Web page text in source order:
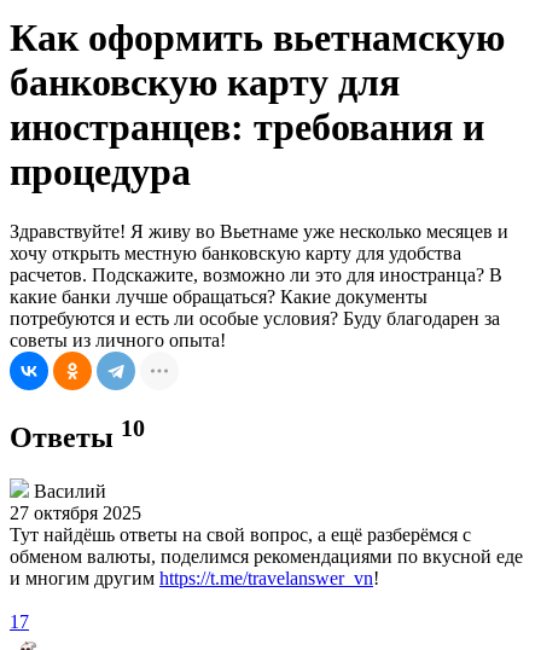
Как оформить вьетнамскую
банковскую карту для
иностранцев: требования и
процедура
Здравствуйте! Я живу во Вьетнаме уже несколько месяцев и
хочу открыть местную банковскую карту для удобства
расчетов. Подскажите, возможно ли это для иностранца? В
какие банки лучше обращаться? Какие документы
потребуются и есть ли особые условия? Буду благодарен за
советы из личного опыта!
Ответы 10
Василий
27 октября 2025
Тут найдёшь ответы на свой вопрос, а ещё разберёмся с
обменом валюты, поделимся рекомендациями по вкусной еде
и многим другим https://t.me/travelanswer_vn!
17